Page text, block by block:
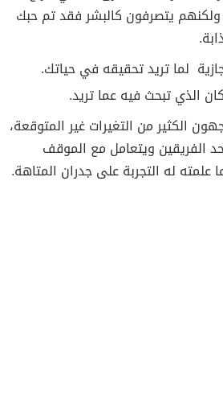
يتصرفون كالبشر فقد تم حبك
لما تريد تحقيقه في حياتك.
الذي تبحث فيه عما تريد.
الكثير من التغيرات غير المتوقعة،
الفريقين ويتعامل مع الموقف
له التجربة على جدران المتاهة.